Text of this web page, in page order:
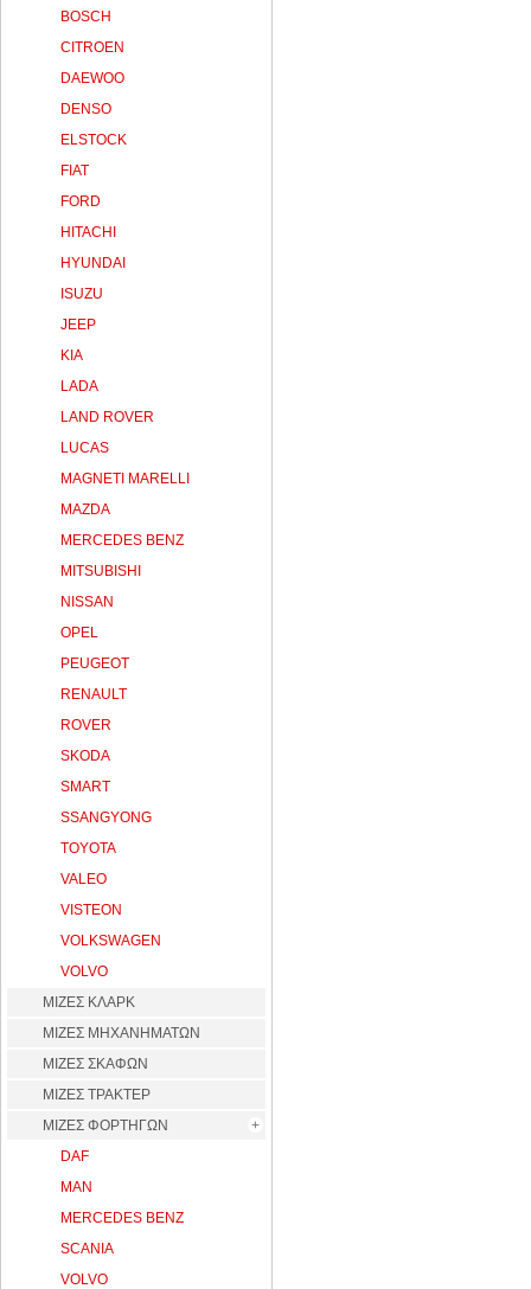
BOSCH
CITROEN
DAEWOO
DENSO
ELSTOCK
FIAT
FORD
HITACHI
HYUNDAI
ISUZU
JEEP
KIA
LADA
LAND ROVER
LUCAS
MAGNETI MARELLI
MAZDA
MERCEDES BENZ
MITSUBISHI
NISSAN
OPEL
PEUGEOT
RENAULT
ROVER
SKODA
SMART
SSANGYONG
TOYOTA
VALEO
VISTEON
VOLKSWAGEN
VOLVO
ΜΙΖΕΣ ΚΛΑΡΚ
ΜΙΖΕΣ ΜΗΧΑΝΗΜΑΤΩΝ
ΜΙΖΕΣ ΣΚΑΦΩΝ
ΜΙΖΕΣ ΤΡΑΚΤΕΡ
ΜΙΖΕΣ ΦΟΡΤΗΓΩΝ
DAF
MAN
MERCEDES BENZ
SCANIA
VOLVO